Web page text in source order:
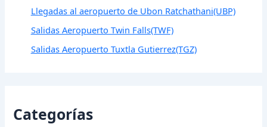
Llegadas al aeropuerto de Ubon Ratchathani(UBP)
Salidas Aeropuerto Twin Falls(TWF)
Salidas Aeropuerto Tuxtla Gutierrez(TGZ)
Categorías